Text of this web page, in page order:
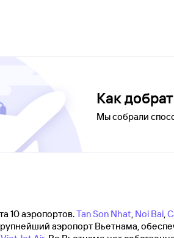
Как
Мы собрали
10 аэропортов.Tan Son Nhat, Noi Bai,
аэропорт Вьетнама,